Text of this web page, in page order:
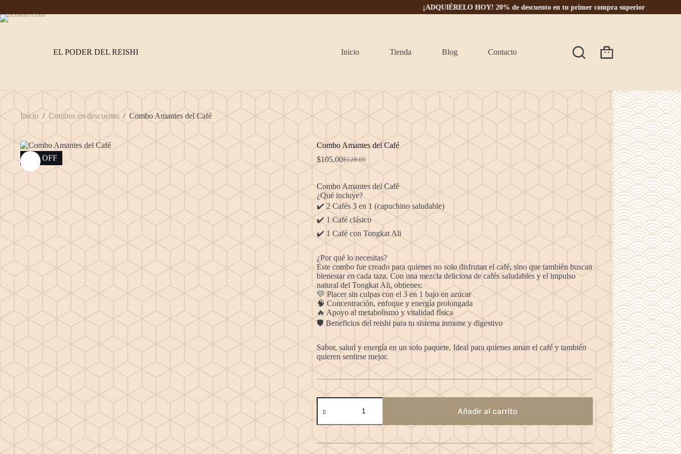
al
contenido
¡ADQUIÉRELO HOY! 20% de descuento en tu primer compra superior a $125 + Envío
EL PODER DEL REISHI Inicio Tienda Blog Contacto
Carro
Inicio / Combos en descuento / Combo Amantes del Café
18% OFF
Combo Amantes del Café
$128.00
El
original
era:
$128.00.
$105.00El
actual
es:
$105.00.
Combo Amantes del Café
¿Qué incluye?
✔️ 2 Cafés 3 en 1 (capuchino saludable)
✔️ 1 Café clásico
✔️ 1 Café con Tongkat Ali
¿Por qué lo necesitas?
Este combo fue creado para quienes no solo disfrutan el café, sino que también buscan
bienestar en cada taza. Con una mezcla deliciosa de cafés saludables y el impulso
natural del Tongkat Ali, obtienes:
💛 Placer sin culpas con el 3 en 1 bajo en azúcar
🧠 Concentración, enfoque y energía prolongada
🔥 Apoyo al metabolismo y vitalidad física
🛡️ Beneficios del reishi para tu sistema inmune y digestivo
Sabor, salud y energía en un solo paquete. Ideal para quienes aman el café y también
quieren sentirse mejor.
Combo
Amantes
Café
Añadir al carrito